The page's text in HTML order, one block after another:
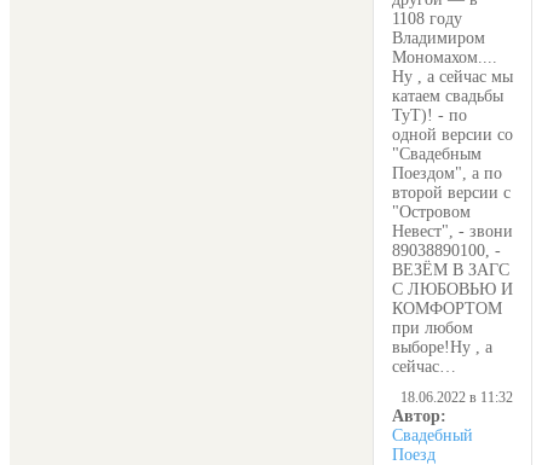
1108 году
Владимиром
Мономахом....
Ну , а сейчас мы
катаем свадьбы
ТуТ)! - по
одной версии со
"Свадебным
Поездом", а по
второй версии с
"Островом
Невест", - звони
89038890100, -
ВЕЗЁМ В ЗАГС
С ЛЮБОВЬЮ И
КОМФОРТОМ
при любом
выборе!Ну , а
сейчас…
18.06.2022 в 11:32
Автор:
Свадебный
Поезд